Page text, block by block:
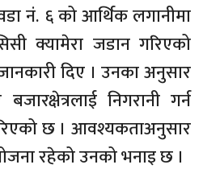
नं. ६ को आर्थिक लगानीमा
क्यामेरा जडान गरिएको
दिए । उनका अनुसार
निगरानी गर्न
छ । आवश्यकताअनुसार
रहेको उनको भनाइ छ ।